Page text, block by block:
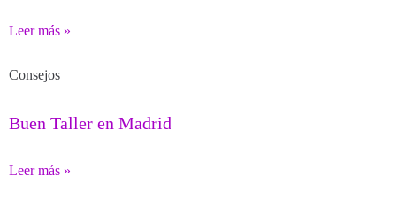
Leer más »
Consejos
Buen Taller en Madrid
Leer más »